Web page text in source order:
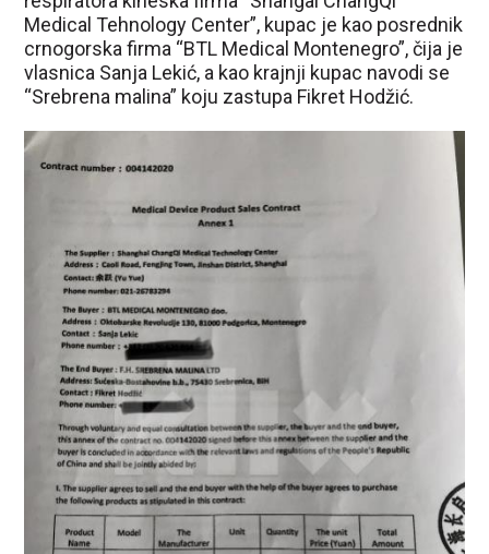
Medical Tehnology Center”, kupac je kao posrednik
crnogorska firma “BTL Medical Montenegro”, čija je
vlasnica Sanja Lekić, a kao krajnji kupac navodi se
“Srebrena malina” koju zastupa Fikret Hodžić.